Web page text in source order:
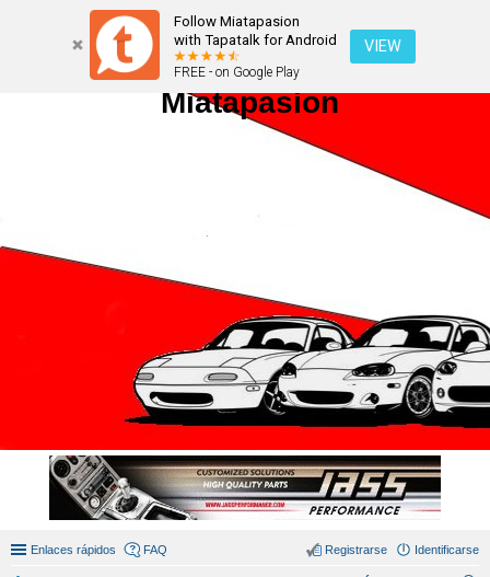
Follow Miatapasion
with Tapatalk for Android
FREE - on Google Play
VIEW
Miatapasion
Enlaces rápidos FAQ Identificarse
Registrarse